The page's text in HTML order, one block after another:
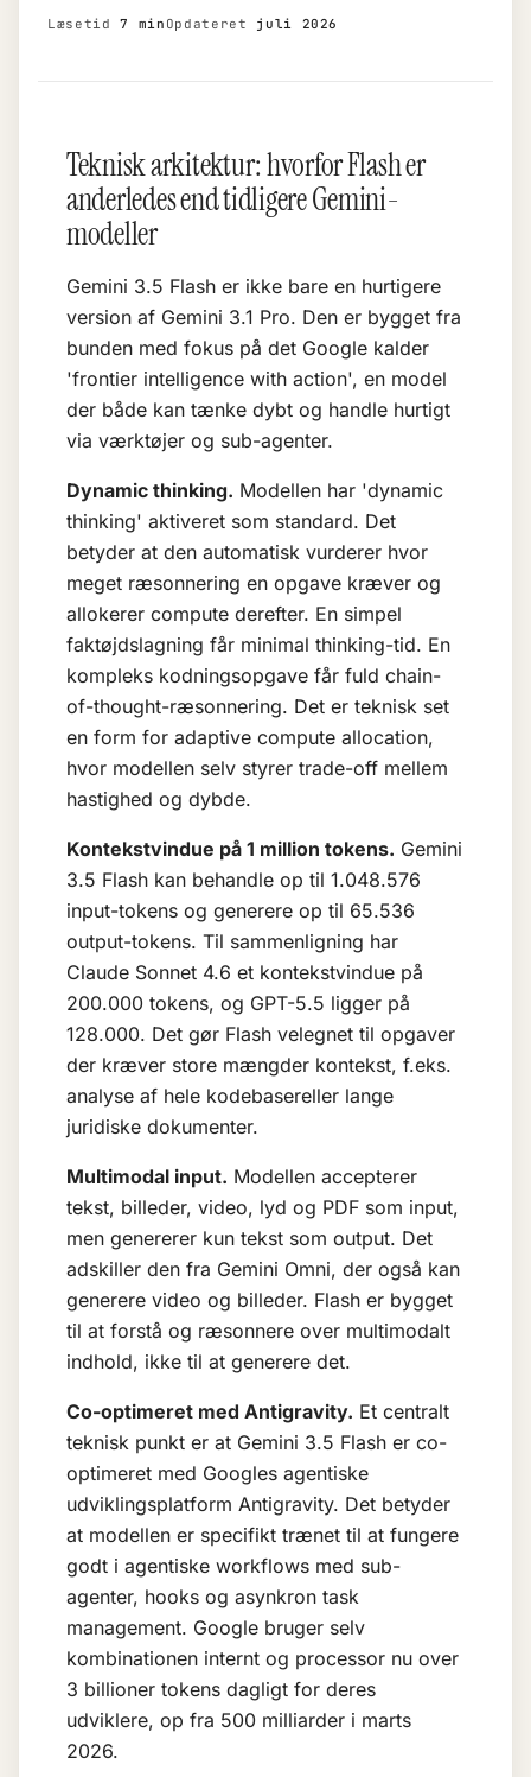
Læsetid7 min Opdateret juli 2026
Teknisk arkitektur: hvorfor Flash er
anderledes end tidligere Gemini-
modeller
Gemini 3.5 Flash er ikke bare en hurtigere
version af Gemini 3.1 Pro. Den er bygget fra
bunden med fokus på det Google kalder
'frontier intelligence with action', en model
der både kan tænke dybt og handle hurtigt
via værktøjer og sub-agenter.
Dynamic thinking. Modellen har 'dynamic
thinking' aktiveret som standard. Det
betyder at den automatisk vurderer hvor
meget ræsonnering en opgave kræver og
allokerer compute derefter. En simpel
faktøjdslagning får minimal thinking-tid. En
kompleks kodningsopgave får fuld chain-
of-thought-ræsonnering. Det er teknisk set
en form for adaptive compute allocation,
hvor modellen selv styrer trade-off mellem
hastighed og dybde.
Kontekstvindue på 1 million tokens. Gemini
3.5 Flash kan behandle op til 1.048.576
input-tokens og generere op til 65.536
output-tokens. Til sammenligning har
Claude Sonnet 4.6 et kontekstvindue på
200.000 tokens, og GPT-5.5 ligger på
128.000. Det gør Flash velegnet til opgaver
der kræver store mængder kontekst, f.eks.
analyse af hele kodebasereller lange
juridiske dokumenter.
Multimodal input. Modellen accepterer
tekst, billeder, video, lyd og PDF som input,
men genererer kun tekst som output. Det
adskiller den fra Gemini Omni, der også kan
generere video og billeder. Flash er bygget
til at forstå og ræsonnere over multimodalt
indhold, ikke til at generere det.
Co-optimeret med Antigravity. Et centralt
teknisk punkt er at Gemini 3.5 Flash er co-
optimeret med Googles agentiske
udviklingsplatform Antigravity. Det betyder
at modellen er specifikt trænet til at fungere
godt i agentiske workflows med sub-
agenter, hooks og asynkron task
management. Google bruger selv
kombinationen internt og processor nu over
3 billioner tokens dagligt for deres
udviklere, op fra 500 milliarder i marts
2026.